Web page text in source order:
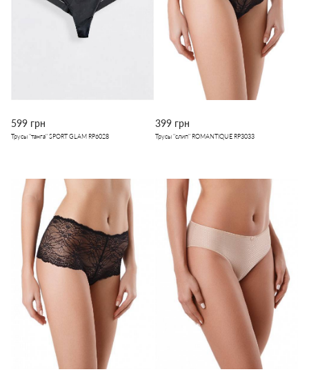
599 грн
Трусы "танга" SPORT GLAM RP6028
399 грн
Трусы "слип" ROMANTIQUE RP3033